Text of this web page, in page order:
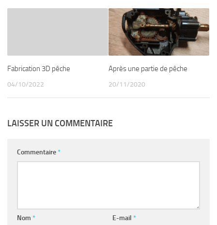
Fabrication 3D pêche
04/10/2022
Après une partie de pêche
20/11/2020
LAISSER UN COMMENTAIRE
Commentaire *
Nom * E-mail *